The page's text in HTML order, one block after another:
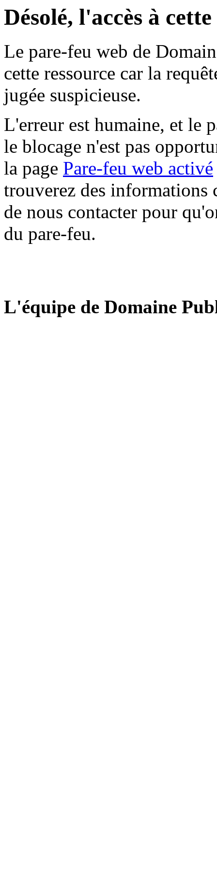
Désolé, l'accès à
Le pare-feu web de
cette ressource car la
jugée suspicieuse.
L'erreur est humaine, et le
le blocage n'est pas
la page Pare-feu web activé
trouverez des informations
de nous contacter pour
du pare-feu.
L'équipe de Domaine